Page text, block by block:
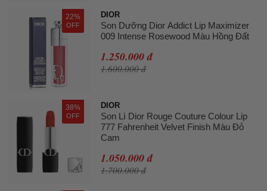
22%
OFF
DIOR
Son Dưỡng Dior Addict Lip Maximizer
009 Intense Rosewood Màu Hồng Đất
1.250.000 đ
1.600.000 đ
38%
OFF
DIOR
Son Lì Dior Rouge Couture Colour Lip
777 Fahrenheit Velvet Finish Màu Đỏ
Cam
1.050.000 đ
1.700.000 đ